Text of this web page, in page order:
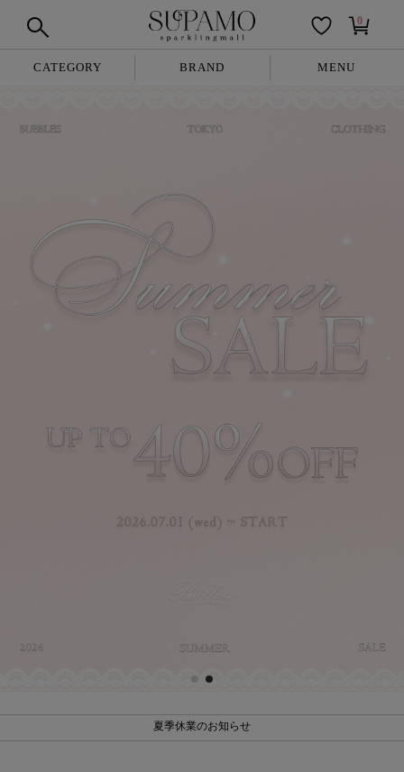
0
CATEGORY BRAND MENU
¥11,000(税込)以上、お買い上げで送料無料
夏季休業のお知らせ
夏季休業のお知らせ